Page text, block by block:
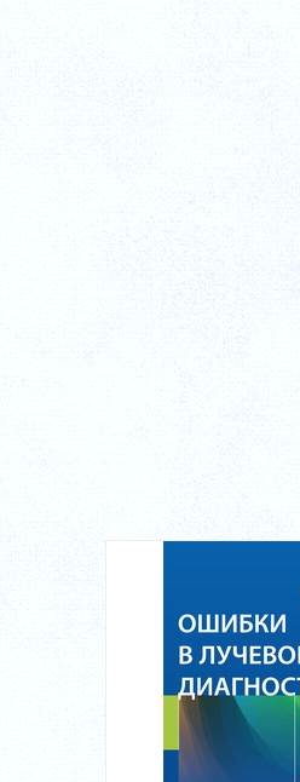
Доставка и оплата
Контакты
О магазине
Корзина